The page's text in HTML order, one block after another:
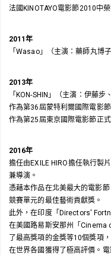
法國KINOTAYO電影節2010中
2011年
「Wasao」（主演：藥師丸博
2013年
「KON-SHIN」（主演：伊藤步
作為第36屆蒙特利爾國際電影
作為第25屆東京國際電影節正
2016年
擔任由EXILE HIRO擔任執行製
兼導演。
憑藉本作品在北美最大的電影
競賽單元的最佳藝術貢獻獎。
此外，在印度「Directors'
在美國路易斯安那州「Cinema
了最高獎項的金獎等10個獎項，
在世界各國獲得了極高評價。